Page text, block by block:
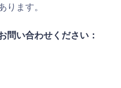
ます。
問い合わせください：